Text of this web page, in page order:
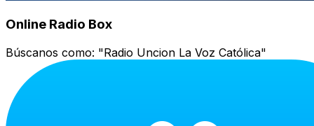
Online Radio Box
Búscanos como: "Radio Uncion La Voz Católica"